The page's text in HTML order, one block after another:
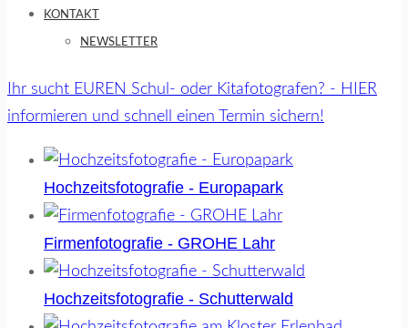
KONTAKT
NEWSLETTER
Ihr sucht EUREN Schul- oder Kitafotografen? - HIER
informieren und schnell einen Termin sichern!
Hochzeitsfotografie - Europapark
Firmenfotografie - GROHE Lahr
Hochzeitsfotografie - Schutterwald